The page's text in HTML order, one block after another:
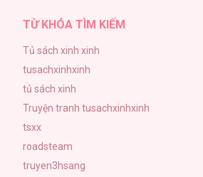
TỪ KHÓA TÌM KIẾM
Tủ sách xinh xinh
tusachxinhxinh
tủ sách xinh
Truyện tranh tusachxinhxinh
tsxx
roadsteam
truyen3hsang